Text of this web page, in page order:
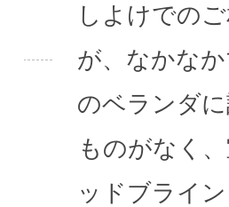
しよけでの
が、なかな
のベランダ
ものがなく
ッドブライ